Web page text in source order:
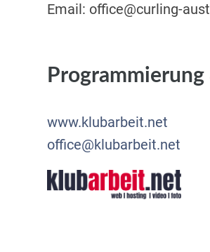
Email: office@curling-
www.klubarbeit.net
office@klubarbeit.net